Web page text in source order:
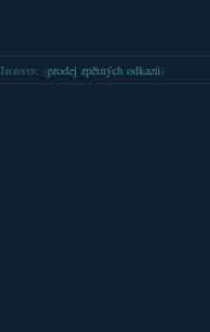
Inzerce: (prodej zpětných odkazů )